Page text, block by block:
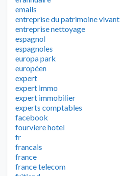
emails
entreprise du patrimoine vivant
entreprise nettoyage
espagnol
espagnoles
europa park
européen
expert
expert immo
expert immobilier
experts comptables
facebook
fourviere hotel
fr
francais
france
france telecom